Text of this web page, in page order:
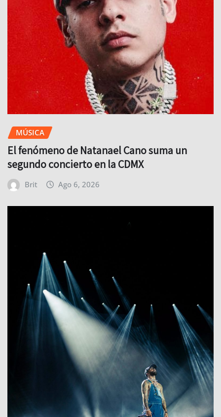
MÚSICA
El fenómeno de Natanael Cano suma un
segundo concierto en la CDMX
Brit Ago 6, 2026